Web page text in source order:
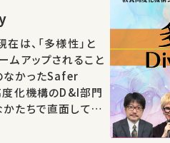
は、「多様性」と
ムアップされること
なかったSafer
化機構のD&I部門
たちで直面してき